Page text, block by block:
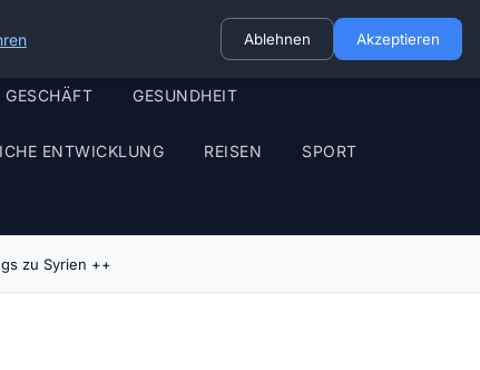
GESCHÄFT GESUNDHEIT
ENTWICKLUNG REISEN SPORT
zu Syrien ++
Ablehnen Akzeptieren